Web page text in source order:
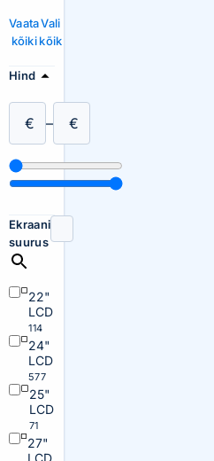
Vaata
kõiki
Vali
kõik
Hind
€ – €
Ekraani
suurus
22"
LCD
114
24"
LCD
577
25"
LCD
71
27"
LCD